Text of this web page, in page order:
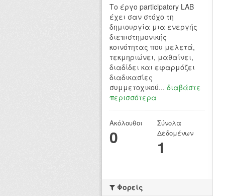
Το έργο participatory LAB
έχει σαν στόχο τη
δημιουργία μια ενεργής
διεπιστημονικής
κοινότητας που μελετά,
τεκμηριώνει, μαθαίνει,
διαδίδει και εφαρμόζει
διαδικασίες
συμμετοχικού... διαβάστε
περισσότερα
Ακόλουθοι
0
Σύνολα
Δεδομένων
1
Φορείς